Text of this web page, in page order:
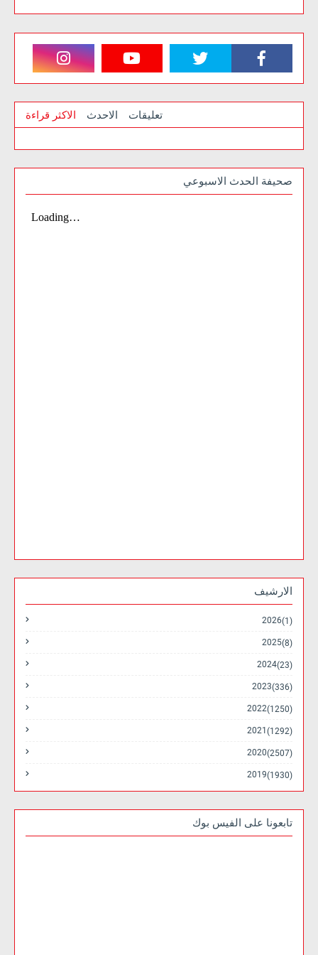
الاكثر قراءة الاحدث تعليقات
صحيفة الحدث الاسبوعي
الارشيف
2026 (1)
2025 (8)
2024 (23)
2023 (336)
2022 (1250)
2021 (1292)
2020 (2507)
2019 (1930)
تابعونا على الفيس بوك